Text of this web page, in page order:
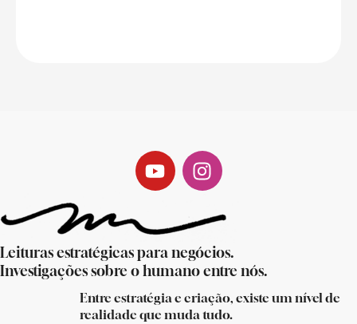
Leituras estratégicas para negócios.
Investigações sobre o humano entre nós.
Entre estratégia e criação, existe um nível de
realidade que muda tudo.